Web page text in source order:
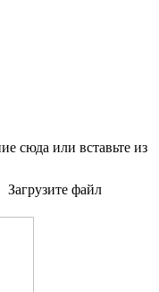
сюда или вставьте из
Загрузите файл